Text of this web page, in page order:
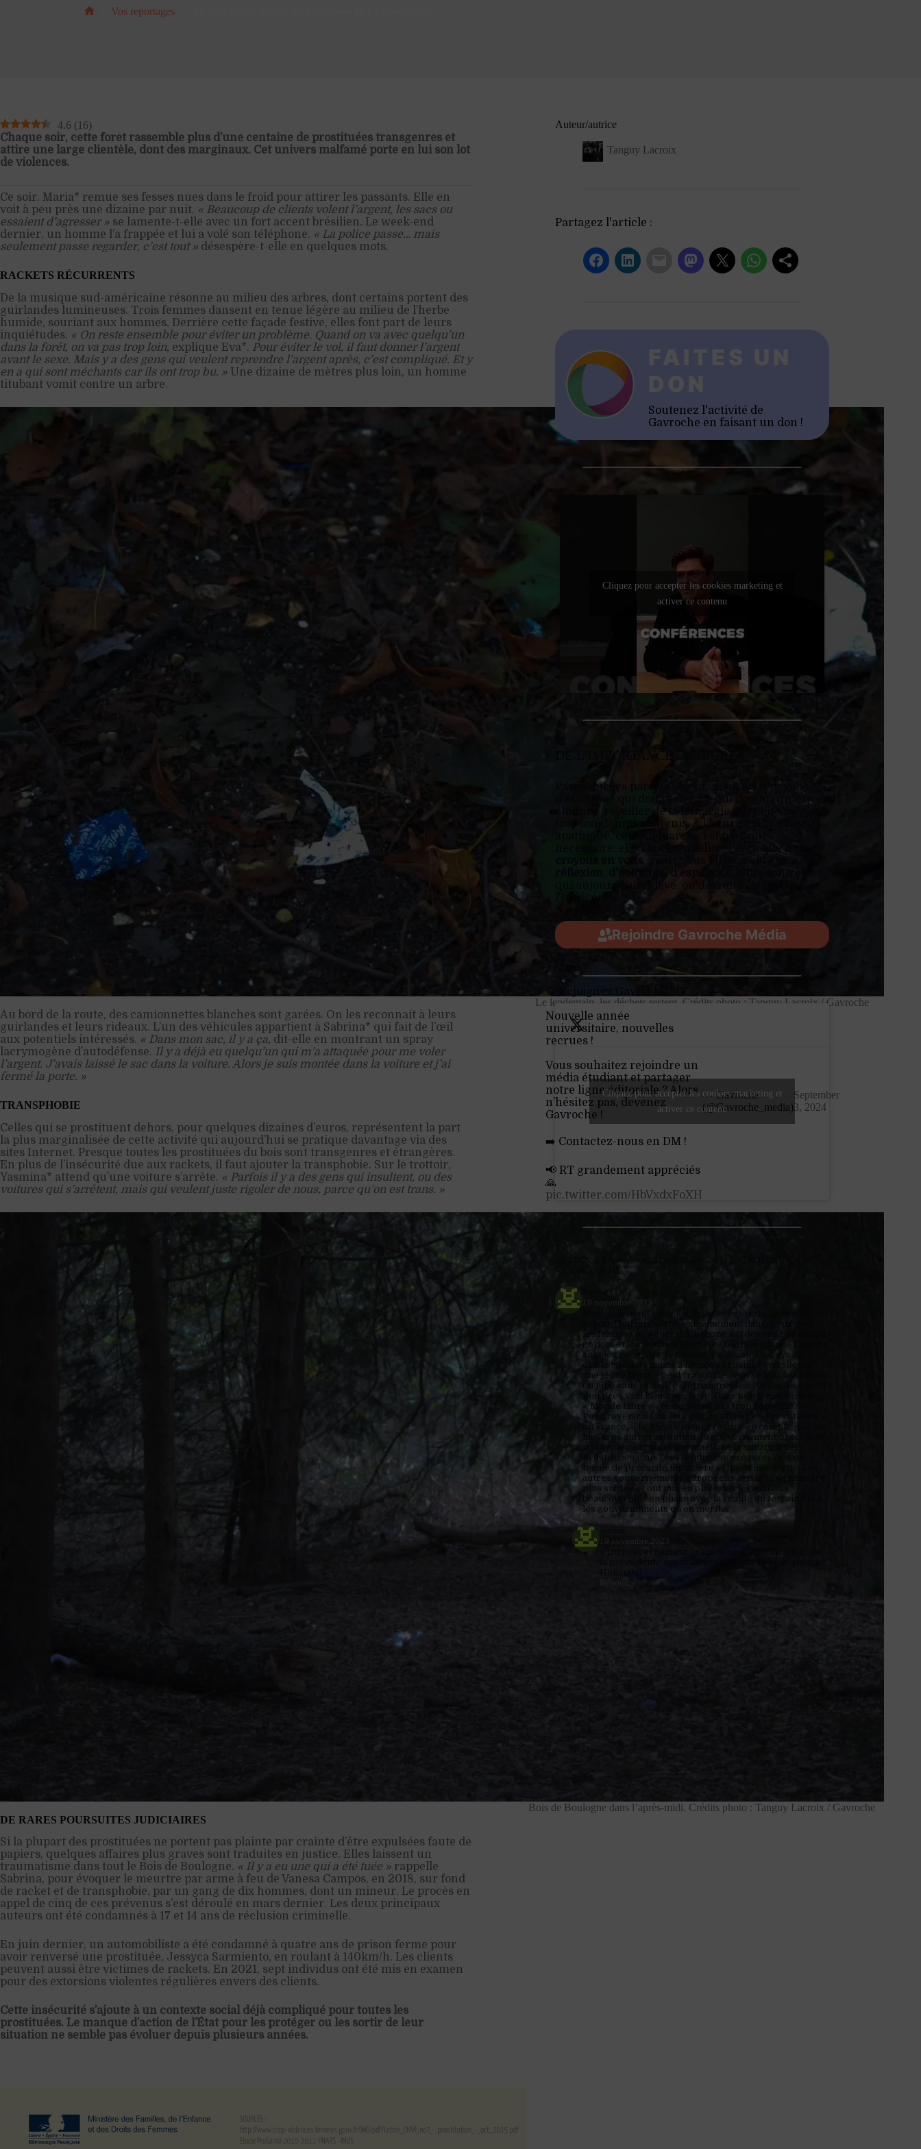
Vos reportages
4.6 ( 16)
Chaque soir, cette forêt rassemble plus d’une centaine de prostituées transgenres et
attire une large clientèle, dont des marginaux. Cet univers malfamé porte en lui son lot
de violences.
Ce soir, Maria* remue ses fesses nues dans le froid pour attirer les passants. Elle en
voit à peu près une dizaine par nuit. « Beaucoup de clients volent l’argent, les sacs ou
essaient d’agresser » se lamente-t-elle avec un fort accent brésilien. Le week-end
dernier, un homme l’a frappée et lui a volé son téléphone. « La police passe… mais
seulement passe regarder, c’est tout » désespère-t-elle en quelques mots.
RACKETS RÉCURRENTS
De la musique sud-américaine résonne au milieu des arbres, dont certains portent des
guirlandes lumineuses. Trois femmes dansent en tenue légère au milieu de l’herbe
humide, souriant aux hommes. Derrière cette façade festive, elles font part de leurs
inquiétudes. « On reste ensemble pour éviter un problème. Quand on va avec quelqu’un
dans la forêt, on va pas trop loin, explique Eva*. Pour éviter le vol, il faut donner l’argent
avant le sexe. Mais y a des gens qui veulent reprendre l’argent après, c’est compliqué. Et y
en a qui sont méchants car ils ont trop bu. » Une dizaine de mètres plus loin, un homme
titubant vomit contre un arbre.
Le lendemain, les déchets restent. Crédits photo : Tanguy Lacroix / Gavroche
Au bord de la route, des camionnettes blanches sont garées. On les reconnait à leurs
guirlandes et leurs rideaux. L’un des véhicules appartient à Sabrina* qui fait de l’œil
aux potentiels intéressés. « Dans mon sac, il y a ça, dit-elle en montrant un spray
lacrymogène d’autodéfense. Il y a déjà eu quelqu’un qui m’a attaquée pour me voler
l’argent. J’avais laissé le sac dans la voiture. Alors je suis montée dans la voiture et j’ai
fermé la porte. »
TRANSPHOBIE
Celles qui se prostituent dehors, pour quelques dizaines d’euros, représentent la part
la plus marginalisée de cette activité qui aujourd’hui se pratique davantage via des
sites Internet. Presque toutes les prostituées du bois sont transgenres et étrangères.
En plus de l’insécurité due aux rackets, il faut ajouter la transphobie. Sur le trottoir,
Yasmina* attend qu’une voiture s’arrête. « Parfois il y a des gens qui insultent, ou des
voitures qui s’arrêtent, mais qui veulent juste rigoler de nous, parce qu’on est trans. »
Bois de Boulogne dans l’après-midi. Crédits photo : Tanguy Lacroix / Gavroche
DE RARES POURSUITES JUDICIAIRES
Si la plupart des prostituées ne portent pas plainte par crainte d’être expulsées faute de
papiers, quelques affaires plus graves sont traduites en justice. Elles laissent un
traumatisme dans tout le Bois de Boulogne. « Il y a eu une qui a été tuée » rappelle
Sabrina, pour évoquer le meurtre par arme à feu de Vanesa Campos, en 2018, sur fond
de racket et de transphobie, par un gang de dix hommes, dont un mineur. Le procès en
appel de cinq de ces prévenus s’est déroulé en mars dernier. Les deux principaux
auteurs ont été condamnés à 17 et 14 ans de réclusion criminelle.
En juin dernier, un automobiliste a été condamné à quatre ans de prison ferme pour
avoir renversé une prostituée, Jessyca Sarmiento, en roulant à 140km/h. Les clients
peuvent aussi être victimes de rackets. En 2021, sept individus ont été mis en examen
pour des extorsions violentes régulières envers des clients.
Cette insécurité s’ajoute à un contexte social déjà compliqué pour toutes les
prostituées. Le manque d’action de l’État pour les protéger ou les sortir de leur
situation ne semble pas évoluer depuis plusieurs années.
Auteur/autrice
Tanguy Lacroix
Partagez l'article :
Soutenez l'activité de
Gavroche en faisant un don !
Cliquez pour accepter les cookies marketing et
activer ce contenu
DE L'IMPORTANCE D'ÉCRIRE
Parce que les paroles volent, nous nous devons
étonner, réveiller de la léthargie qui nous a depuis
trop longtemps alanguis. A l'heure d'une presse
apathique, cette démarche est plus que
. Parce que
d'espoir
qui aujourd'hui relève, ou devrait relever de
Rejoindre Gavroche Média
📝 Rejoignez Gavroche ! 📝
Nouvelle année
universitaire, nouvelles
recrues !
Vous souhaitez rejoindre un
média étudiant et partager
notre ligne éditoriale ? Alors
n’hésitez pas, devenez
Gavroche !
➡️ Contactez-nous en DM !
📢 RT grandement appréciés
🙏
pic.twitter.com/HbVxdxFoXH
— Gavroche
(@Gavroche_media)
September
3, 2024
Cliquez pour accepter les cookies marketing et
activer ce contenu
À L’INSÉCURITÉ »
19 novembre 2023
Non seulement pour les Prostituées mais…la France est
aujourd’hui un endroit extrêmement dangereux pour
les femmes en général. L’Europe est devenue un coupe
gorges et les femmes (voire les fillettes comme Lola) en
sont les premières victimes. En Russie (le pays du
diable !!!) ou du moins à Moscou et Saint Petersbourg
une jeune femme peut tranquillement se balader le soir
en jupe sans craindre d’être agressée. Au Japon, c’est à
peu près vrai la même chose. Dans notre merveilleux
« Monde Libre » , ce ne serait pas trop conseillé…
Pour revenir à l’insécurité que vivent les Prostituées
en France, il faut également prendre en compte que les
mesures anti prostitution du gouvernement précédent
non seulement n’ont pas amélioré la situation des
Prostituées mais l’ont rendue encore pire. Tant en
terme de précarité financière et que d’insécurité. Les
autres gouvernements européens agissent de manière
plus subtile et ont mis en place des législations
beaucoup plus en phase avec la réalité du terrain. On a
les gouvernements qu’on mérite.
19 novembre 2023